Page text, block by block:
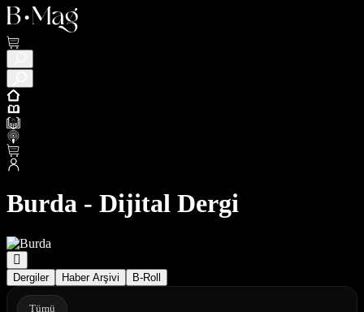
Burda - Dijital Dergi
Dergiler Haber Arşivi B-Roll
Tümü